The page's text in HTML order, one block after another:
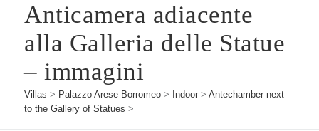
Anticamera adiacente
alla Galleria delle Statue
– immagini
Villas > Palazzo Arese Borromeo > Indoor >Antechamber next
to the Gallery of Statues >